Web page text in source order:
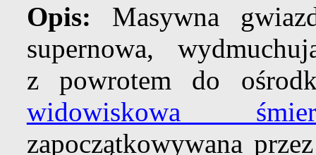
Opis: Masywna
supernowa,
z powrotem do
widowiskowa
zapoczątkowywana